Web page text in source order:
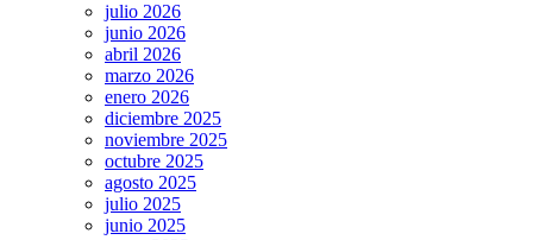
julio 2026
junio 2026
abril 2026
marzo 2026
enero 2026
diciembre 2025
noviembre 2025
octubre 2025
agosto 2025
julio 2025
junio 2025